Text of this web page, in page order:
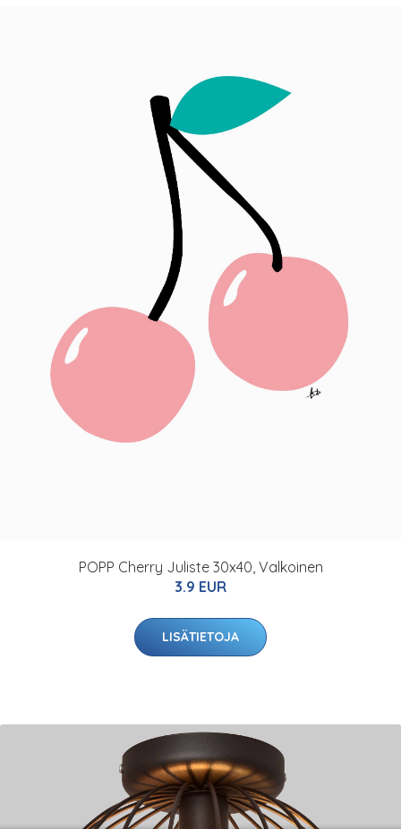
POPP Cherry Juliste 30x40, Valkoinen
3.9 EUR
LISÄTIETOJA